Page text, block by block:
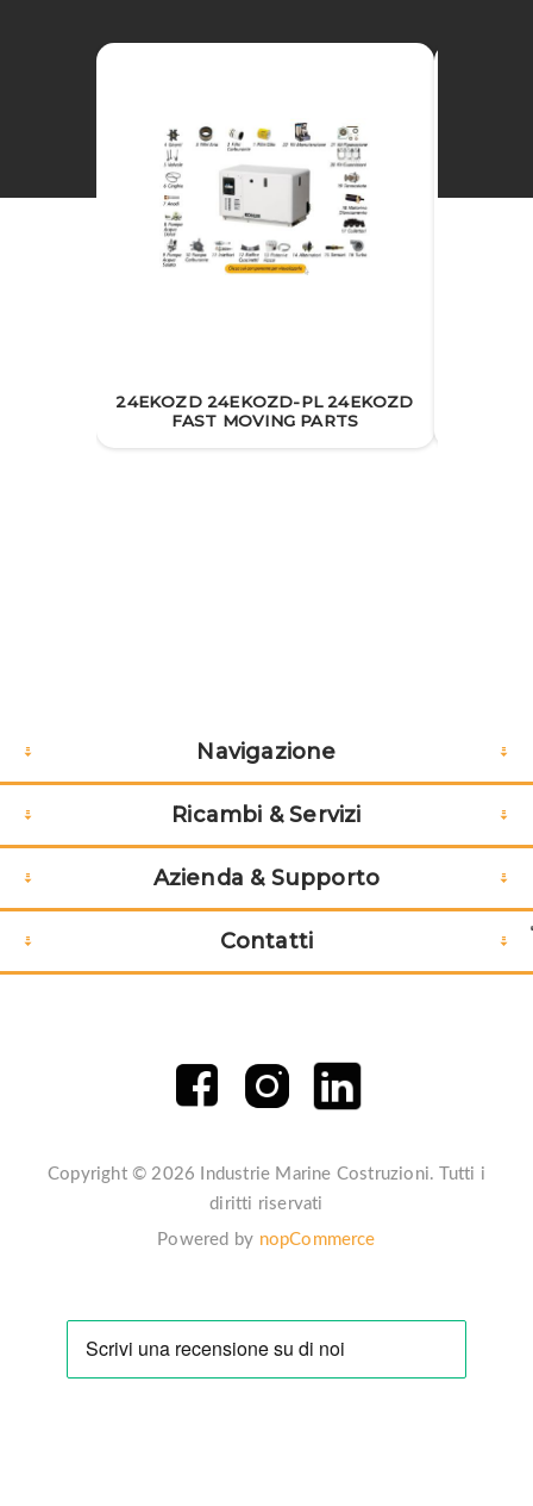
24EKOZD 24EKOZD-PL 24EKOZD
FAST MOVING PARTS
Navigazione
Ricambi & Servizi
Azienda & Supporto
Contatti
Copyright © 2026 Industrie Marine Costruzioni. Tutti i
diritti riservati
Powered by nopCommerce